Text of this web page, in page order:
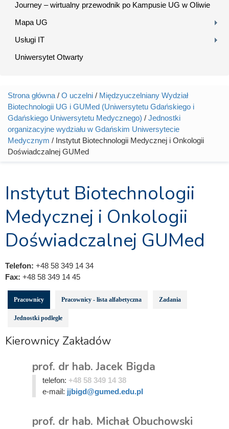
Journey – wirtualny przewodnik po Kampusie UG w Oliwie
Mapa UG
Usługi IT
Uniwersytet Otwarty
Jesteś tutaj
Strona główna / O uczelni / Międzyuczelniany Wydział
Biotechnologii UG i GUMed (Uniwersytetu Gdańskiego i
Gdańskiego Uniwersytetu Medycznego) / Jednostki
organizacyjne wydziału w Gdańskim Uniwersytecie
Medycznym / Instytut Biotechnologii Medycznej i Onkologii
Doświadczalnej GUMed
Instytut Biotechnologii
Medycznej i Onkologii
Doświadczalnej GUMed
Telefon: +48 58 349 14 34
Fax: +48 58 349 14 45
Pracownicy Pracownicy - lista alfabetyczna Zadania
Jednostki podległe
Kierownicy Zakładów
prof. dr hab. Jacek Bigda
telefon: +48 58 349 14 38
e-mail: jjbigd@gumed.edu.pl
prof. dr hab. Michał Obuchowski